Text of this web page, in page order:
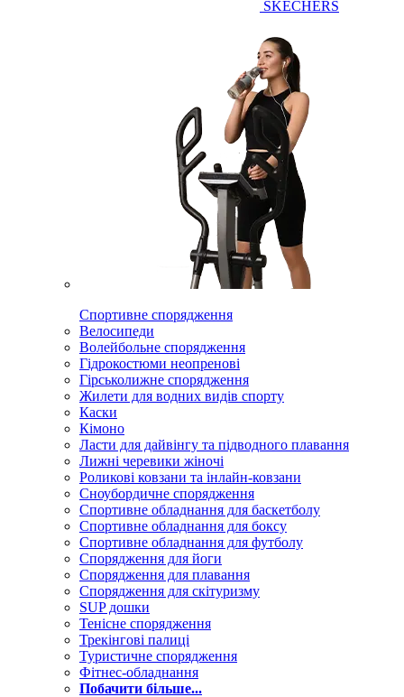
SKECHERS
Спортивне спорядження
Велосипеди
Волейбольне спорядження
Гідрокостюми неопренові
Гірськолижне спорядження
Жилети для водних видів спорту
Каски
Кімоно
Ласти для дайвінгу та підводного плавання
Лижні черевики жіночі
Роликові ковзани та інлайн-ковзани
Сноубордичне спорядження
Спортивне обладнання для баскетболу
Спортивне обладнання для боксу
Спортивне обладнання для футболу
Спорядження для йоги
Спорядження для плавання
Спорядження для скітуризму
SUP дошки
Тенісне спорядження
Трекінгові палиці
Туристичне спорядження
Фітнес-обладнання
Побачити більше...